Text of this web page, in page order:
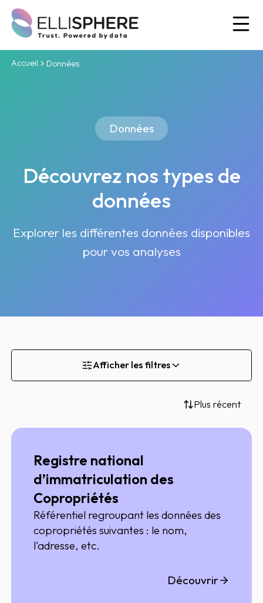
Accueil Données
Données
Découvrez nos types de
données
Explorer les différentes données disponibles
pour vos analyses
Afficher les filtres
Plus récent
Registre national
d’immatriculation des
Copropriétés
Référentiel regroupant les données des
copropriétés suivantes : le nom,
l'adresse, etc.
Découvrir